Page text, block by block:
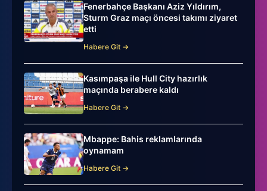
Fenerbahçe Başkanı Aziz Yıldırım,
Sturm Graz maçı öncesi takımı ziyaret
etti
Habere Git →
Kasımpaşa ile Hull City hazırlık
maçında berabere kaldı
Habere Git →
Mbappe: Bahis reklamlarında
oynamam
Habere Git →